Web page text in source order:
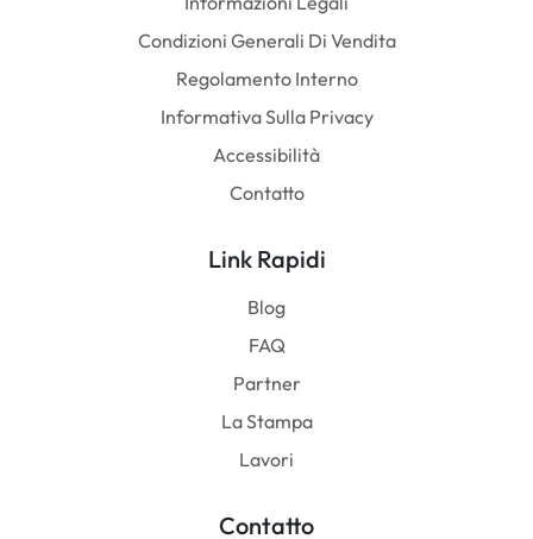
Condizioni Generali Di Vendita
Regolamento Interno
Informativa Sulla Privacy
Accessibilità
Contatto
Link Rapidi
Blog
FAQ
Partner
La Stampa
Lavori
Contatto